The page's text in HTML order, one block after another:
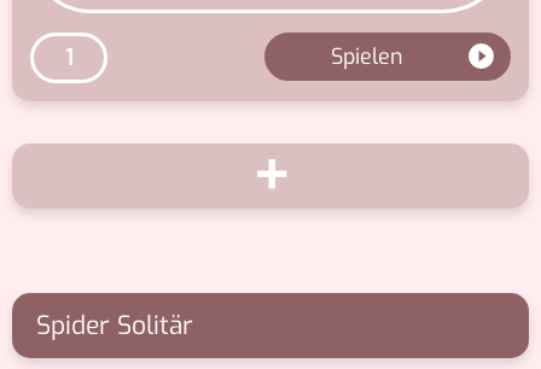
1 Spielen
+
Spider Solitär